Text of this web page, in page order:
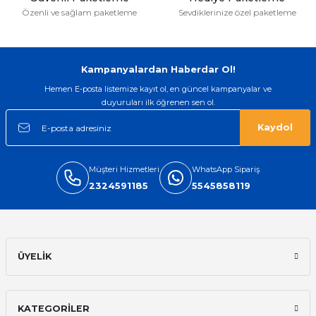
Özenli ve sağlam paketleme Sevdiklerinize özel paketleme
Kampanyalardan Haberdar Ol!
Hemen E-posta listemize kayıt ol, en güncel kampanyalar ve
duyuruları ilk öğrenen sen ol.
Kaydol
Müşteri Hizmetleri
2324591185
WhatsApp Sipariş
5545858119
ÜYELİK
KATEGORİLER